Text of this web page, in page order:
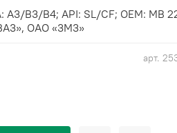
арт.
A3/B3/B4; АPI: SL/CF; ОЕМ: MB
OAO «3M3»